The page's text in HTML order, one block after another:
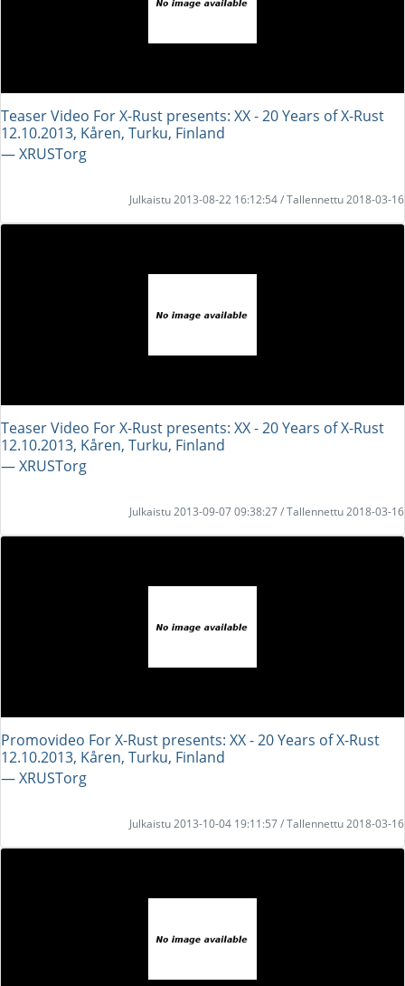
Teaser Video For X-Rust presents: XX - 20 Years of X-Rust
12.10.2013, Kåren, Turku, Finland
― XRUSTorg
Julkaistu 2013-08-22 16:12:54 / Tallennettu 2018-03-16
Teaser Video For X-Rust presents: XX - 20 Years of X-Rust
12.10.2013, Kåren, Turku, Finland
― XRUSTorg
Julkaistu 2013-09-07 09:38:27 / Tallennettu 2018-03-16
Promovideo For X-Rust presents: XX - 20 Years of X-Rust
12.10.2013, Kåren, Turku, Finland
― XRUSTorg
Julkaistu 2013-10-04 19:11:57 / Tallennettu 2018-03-16